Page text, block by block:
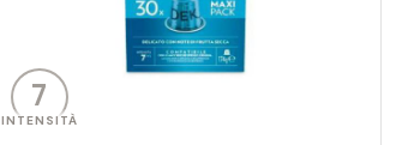
7
INTENSITÀ